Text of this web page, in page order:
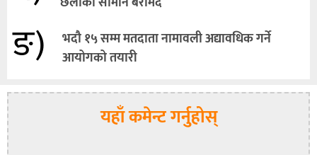
ङ)
भदौ १५ सम्म मतदाता नामावली अद्यावधिक गर्ने
आयोगको तयारी
यहाँ कमेन्ट गर्नुहोस्